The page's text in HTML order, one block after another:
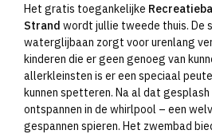
Het gratis toegankelijke
Strand wordt jullie tweede thuis. De
waterglijbaan zorgt voor urenlang
kinderen die er geen genoeg van
allerkleinsten is er een speciaal
kunnen spetteren. Na al dat gesplash
ontspannen in de whirlpool – een
gespannen spieren. Het zwembad